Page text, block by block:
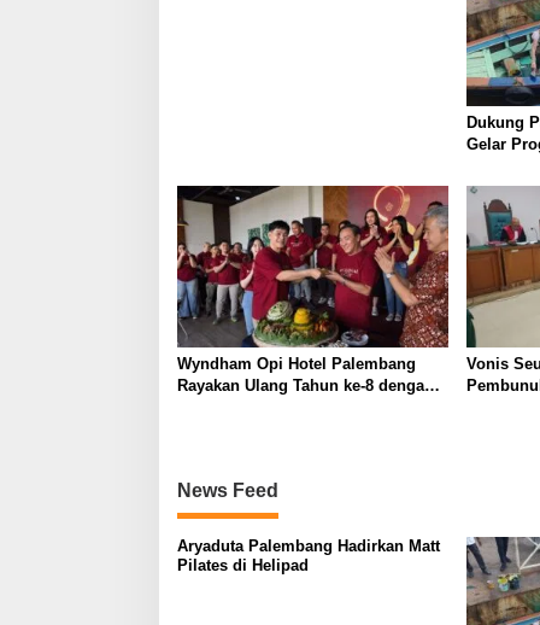
Dukung
Gelar
Wyndham Opi Hotel Palembang
Rayakan Ulang Tahun ke-8 dengan
Vonis
News Feed
Aryaduta Palembang Hadirkan Matt
Pilates di Helipad